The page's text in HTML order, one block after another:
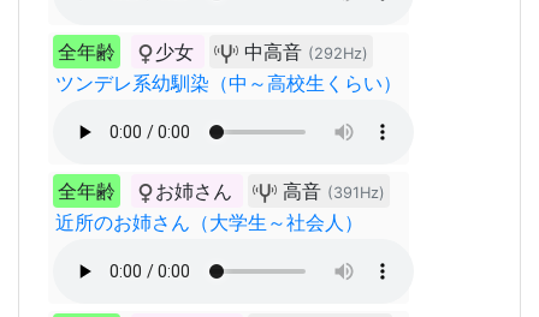
全年齢 少女 中高音 (292Hz)
ツンデレ系幼馴染（中～高校生くらい）
全年齢 お姉さん 高音 (391Hz)
近所のお姉さん（大学生～社会人）